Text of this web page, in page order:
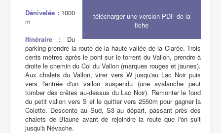
télécharger une version PDF de la
fiche
Dénivelée : 1000
m
Itinéraire : Du
parking prendre la route de la haute vallée de la Clarée. Trois
cents mètres après le pont sur le torrent du Vallon, prendre à
droite le chemin du Col du Vallon (marques rouges et jaunes).
Aux chalets du Vallon, virer vers W jusqu'au Lac Noir puis
vers l'entrée d'un vallon suspendu (une avalanche peut
tomber des crêtes au-dessus du Lac Noir). Remonter le fond
du petit vallon vers S et le quitter vers 2550m pour gagner la
Colette. Descente au Sud, S3 au départ, passant près des
chalets de Biaune avant de rejoindre la route que l'on suit
jusqu'à Névache.